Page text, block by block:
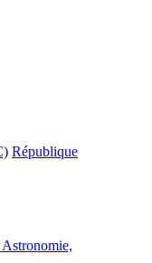
République